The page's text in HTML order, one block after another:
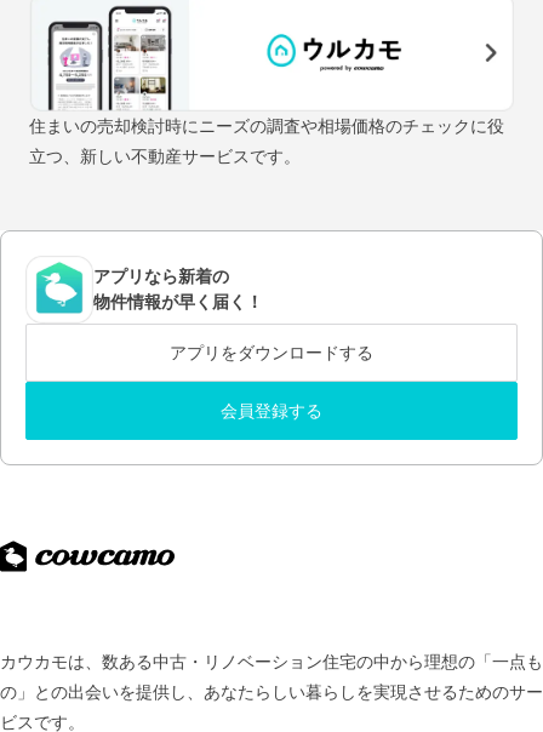
住まいの売却検討時にニーズの調査や相場価格のチェックに役
立つ、新しい不動産サービスです。
アプリなら新着の
物件情報が早く届く！
アプリをダウンロードする
会員登録する
カウカモは、数ある中古・リノベーション住宅の中から理想の「一点も
の」との出会いを提供し、 あなたらしい暮らしを実現させるためのサー
ビスです。